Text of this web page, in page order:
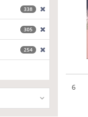
6
338
305
254